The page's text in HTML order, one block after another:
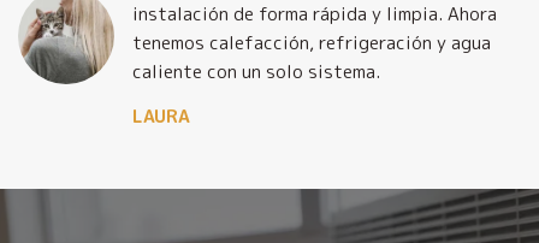
instalación de forma rápida y limpia. Ahora
tenemos calefacción, refrigeración y agua
caliente con un solo sistema.
LAURA